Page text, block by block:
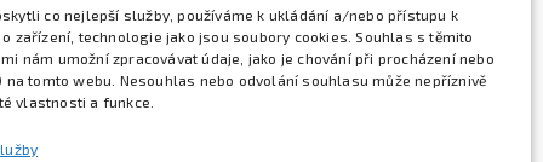
co nejlepší služby, používáme k ukládání a/nebo přístupu k
zařízení, technologie jako jsou soubory cookies. Souhlas s těmito
nám umožní zpracovávat údaje, jako je chování při procházení nebo
na tomto webu. Nesouhlas nebo odvolání souhlasu může nepříznivě
vlastnosti a funkce.